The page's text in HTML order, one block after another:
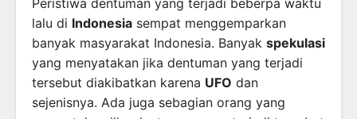
Peristiwa dentuman yang terjadi beberpa waktu
lalu di Indonesia sempat menggemparkan
banyak masyarakat Indonesia. Banyak spekulasi
yang menyatakan jika dentuman yang terjadi
tersebut diakibatkan karena UFO dan
sejenisnya. Ada juga sebagian orang yang